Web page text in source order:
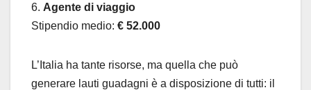
6. Agente di viaggio
Stipendio medio: € 52.000
L’Italia ha tante risorse, ma quella che può
generare lauti guadagni è a disposizione di tutti: il